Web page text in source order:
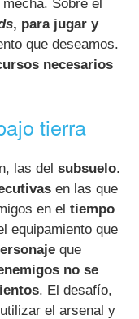
Sobre el
, para jugar y
que deseamos.
necesarios
tierra
las delsubsuelo.
en las que
en eltiempo
equipamiento que
que
no se
. El desafío,
el arsenal y